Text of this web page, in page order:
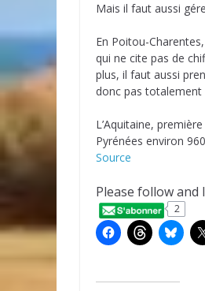
Mais il faut aussi
En Poitou-
qui ne cite pas de
plus, il faut aussi
donc pas totalement
L’Aquitaine,
Pyrénées environ
Source
Please follow and
2